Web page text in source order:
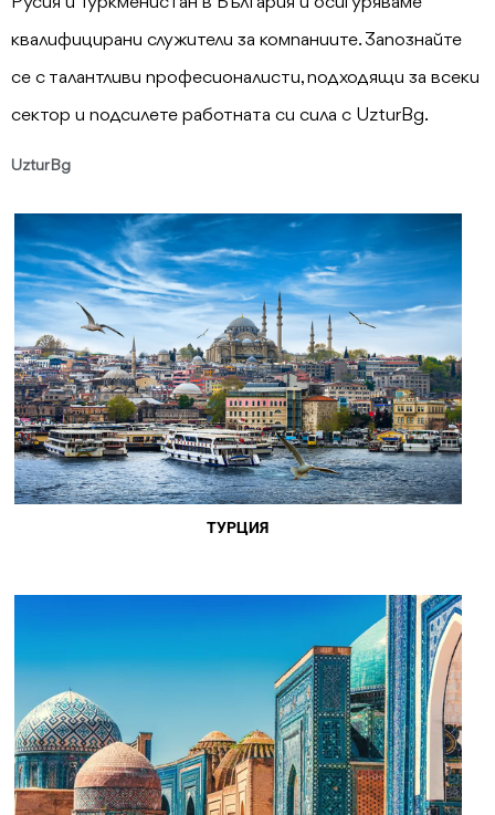
квалифицирани служители за компаниите. Запознайте
се с талантливи професионалисти, подходящи за всеки
сектор и подсилете работната си сила с UzturBg.
UzturBg
ТУРЦИЯ